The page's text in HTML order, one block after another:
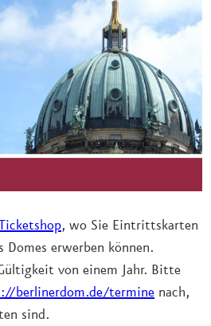
, wo Sie Eintrittskarten
erwerben können.
von einem Jahr. Bitte
berlinerdom.de/termine nach,
sind.